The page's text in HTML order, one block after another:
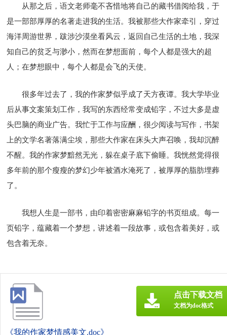
从那之后，语文老师毫不吝惜地将自己的藏书借阅给我，于
是一部部厚厚的名著走进我的生活。我被那些大作家牵引，穿过
海洋周游世界，跋涉沙漠坐看风云，返回自己生活的土地，我深
知自己的贫乏与渺小，然而在梦想面前，每个人都是强大的超
人；在梦想眼中，每个人都是会飞的天使。
很多年过去了，我的作家梦似乎成了天方夜谭。我大学毕业
后从事文案策划工作，我写的东西经常变成铅字，不过大多是虚
头巴脑的商业广告。我忙于工作与应酬，很少阅读与写作，书架
上的文学名著落满尘埃，那些大作家在床头大声召唤，我却沉醉
不醒。我的作家梦黯然无光，躲在桌子底下偷睡。我恍然觉得很
多年前的那个瘦瘦的梦幻少年被酒水淹死了，被厚厚的脂肪埋葬
了。
我想人生是一部书，由印着密密麻麻铅字的书页组成。每一
页铅字，蕴藏着一个梦想，讲述着一段故事，或包含着美好，或
包含着无奈。
《我的作家梦情感美文.doc》
点击下载文档
文档为doc格式